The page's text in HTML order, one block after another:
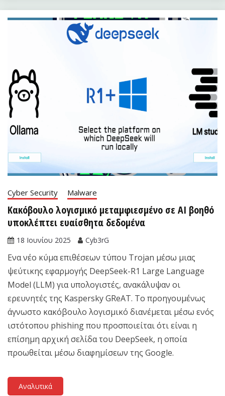
Cyber Security Malware
Κακόβουλο λογισμικό μεταμφιεσμένο σε AI βοηθό
υποκλέπτει ευαίσθητα δεδομένα
18 Ιουνίου 2025 Cyb3rG
Eνα νέο κύμα επιθέσεων τύπου Trojan μέσω μιας
ψεύτικης εφαρμογής DeepSeek-R1 Large Language
Model (LLM) για υπολογιστές, ανακάλυψαν οι
ερευνητές της Kaspersky GReAT. Το προηγουμένως
άγνωστο κακόβουλο λογισμικό διανέμεται μέσω ενός
ιστότοπου phishing που προσποιείται ότι είναι η
επίσημη αρχική σελίδα του DeepSeek, η οποία
προωθείται μέσω διαφημίσεων της Google.
Αναλυτικά